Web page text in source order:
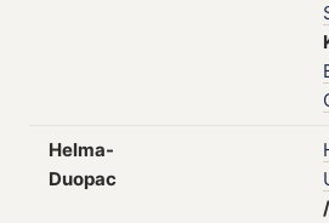
Helma-
Duopac
/